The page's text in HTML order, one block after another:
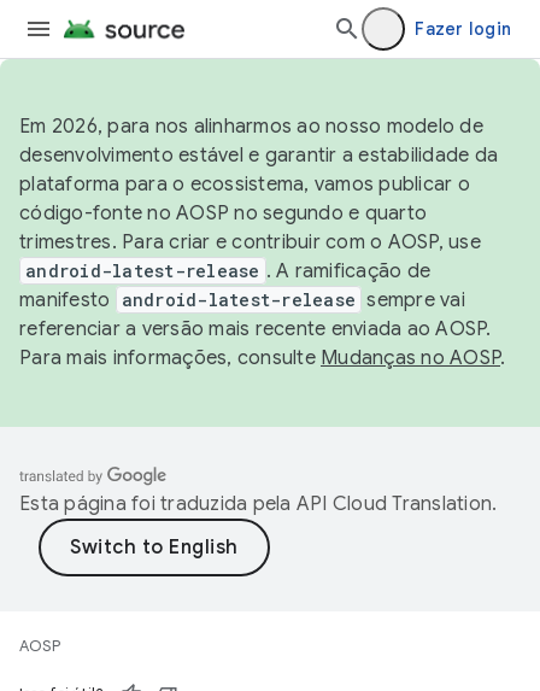
Fazer login
Em 2026, para nos alinharmos ao nosso modelo de
desenvolvimento estável e garantir a estabilidade da
plataforma para o ecossistema, vamos publicar o
código-fonte no AOSP no segundo e quarto
trimestres. Para criar e contribuir com o AOSP, use
android-latest-release . A ramificação de
manifesto
android-latest-release sempre vai
referenciar a versão mais recente enviada ao AOSP.
Para mais informações, consulte Mudanças no AOSP.
Esta página foi traduzida pela API Cloud Translation.
AOSP